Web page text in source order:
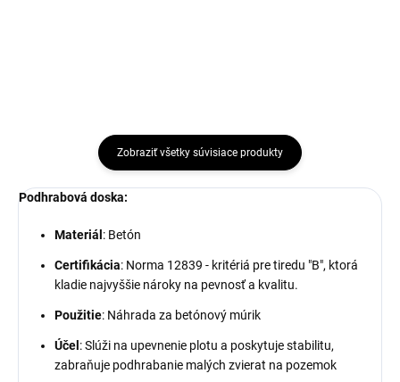
Zobraziť všetky súvisiace produkty
Podhrabová doska:
Materiál : Betón
Certifikácia: Norma 12839 - kritériá pre tiredu "B", ktorá
kladie najvyššie nároky na pevnosť a kvalitu.
Použitie: Náhrada za betónový múrik
Účel : Slúži na upevnenie plotu a poskytuje stabilitu,
zabraňuje podhrabanie malých zvierat na pozemok